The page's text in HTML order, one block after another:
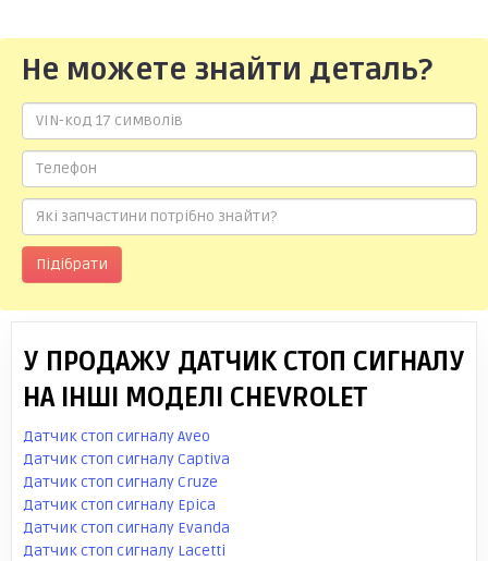
Не можете знайти деталь?
Підібрати
У ПРОДАЖУ ДАТЧИК СТОП СИГНАЛУ
НА ІНШІ МОДЕЛІ CHEVROLET
Датчик стоп сигналу Aveo
Датчик стоп сигналу Captiva
Датчик стоп сигналу Cruze
Датчик стоп сигналу Epica
Датчик стоп сигналу Evanda
Датчик стоп сигналу Lacetti